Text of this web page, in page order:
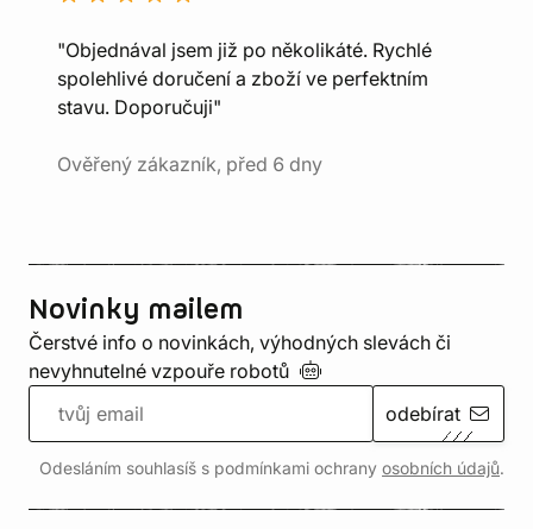
"Objednával jsem již po několikáté. Rychlé
spolehlivé doručení a zboží ve perfektním
stavu. Doporučuji"
Ověřený zákazník, před 6 dny
Novinky mailem
Čerstvé info o novinkách, výhodných slevách či
nevyhnutelné vzpouře robotů
odebírat
Odesláním souhlasíš s podmínkami ochrany osobních údajů.